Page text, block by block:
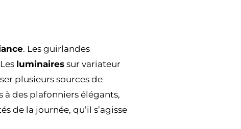
. Les guirlandes
luminaires sur variateur
plusieurs sources de
des plafonniers élégants,
de la journée, qu’il s’agisse